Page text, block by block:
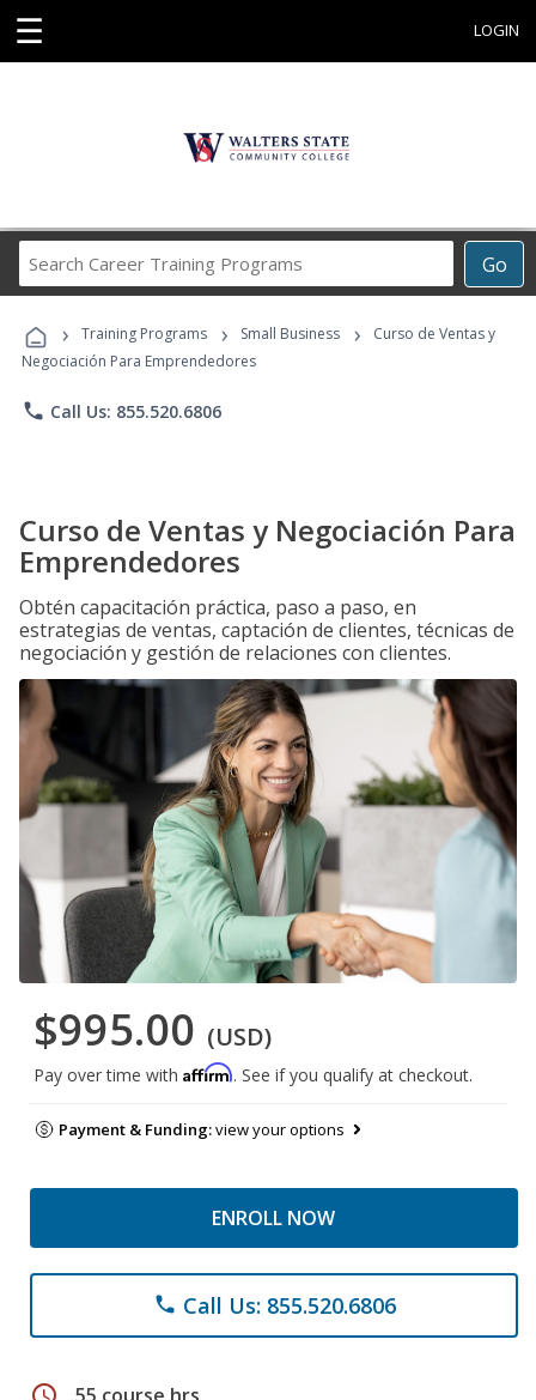
☰ LOGIN
Go
Career
Programs
› Training Programs › Small Business ›
Curso de Ventas y
Negociación Para Emprendedores
phone Call Us: 855.520.6806
Curso de Ventas y Negociación Para
Emprendedores
Obtén capacitación práctica, paso a paso, en
estrategias de ventas, captación de clientes, técnicas de
negociación y gestión de relaciones con clientes.
$995.00 (USD)
Pay over time with Affirm. See if you qualify at checkout.
Payment & Funding:view your options
ENROLL NOW
phone Call Us: 855.520.6806